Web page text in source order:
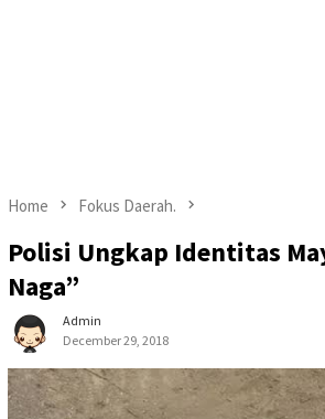
Home Fokus Daerah.
Polisi Ungkap Identitas
Naga”
Admin
December 29, 2018